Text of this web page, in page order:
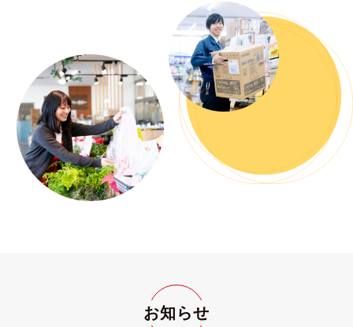
お知らせ